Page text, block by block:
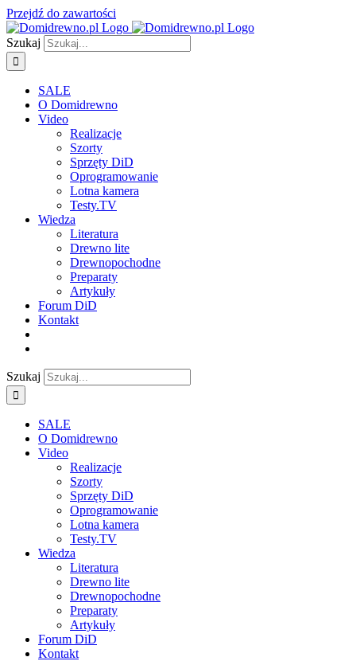
Przejdź do zawartości
Szukaj
SALE
O Domidrewno
Video
Realizacje
Szorty
Sprzęty DiD
Oprogramowanie
Lotna kamera
Testy.TV
Wiedza
Literatura
Drewno lite
Drewnopochodne
Preparaty
Artykuły
Forum DiD
Kontakt
Szukaj
SALE
O Domidrewno
Video
Realizacje
Szorty
Sprzęty DiD
Oprogramowanie
Lotna kamera
Testy.TV
Wiedza
Literatura
Drewno lite
Drewnopochodne
Preparaty
Artykuły
Forum DiD
Kontakt